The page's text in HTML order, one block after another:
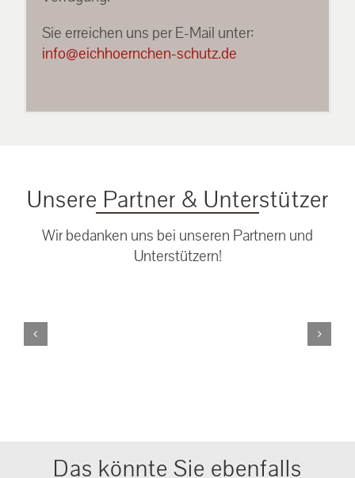
Sie erreichen uns per E-Mail unter:
info@eichhoernchen-schutz.de
Unsere Partner & Unterstützer
Wir bedanken uns bei unseren Partnern und
Unterstützern!
Das könnte Sie ebenfalls